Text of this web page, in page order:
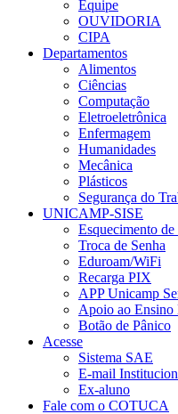
Equipe
OUVIDORIA
CIPA
Departamentos
Alimentos
Ciências
Computação
Eletroeletrônica
Enfermagem
Humanidades
Mecânica
Plásticos
Segurança do
UNICAMP-SISE
Esquecimento de
Troca de Senha
Eduroam/WiFi
Recarga PIX
APP Unicamp
Apoio ao Ensino
Botão de Pânico
Acesse
Sistema SAE
E-mail
Ex-aluno
Fale com o COTUCA